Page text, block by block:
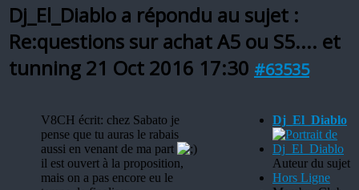
Dj_El_Diablo a répondu au sujet :
Re:questions sur achat A5 ou S5.... et
tunning 21 Oct 2016 17:30 #63535
V8CH écrit: chez Sabato je
pense que tu auras le rabais
aussi en venant de ma part
il est ouvert à la proposition,
mais on a pas encore eu le
Dj_El_Diablo
Auteur du sujet
Hors Ligne